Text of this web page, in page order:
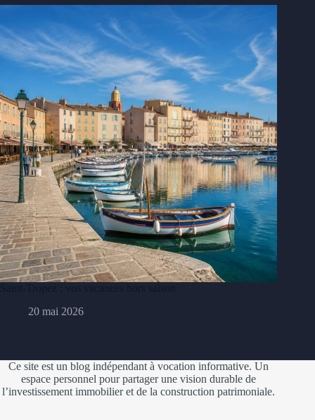
20 mai 2026
Ce site est un blog indépendant à vocation informative. Un
espace personnel pour partager une vision durable de
l’investissement immobilier et de la construction patrimoniale.